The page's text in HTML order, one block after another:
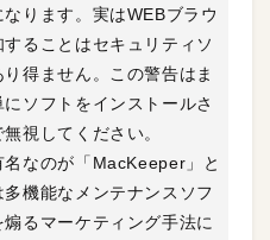
ります。実はWEBブラウ
ることはセキュリティソ
得ません。この警告はま
ソフトをインストールさ
視してください。
なのが「MacKeeper」と
機能なメンテナンスソフ
るマーケティング手法に